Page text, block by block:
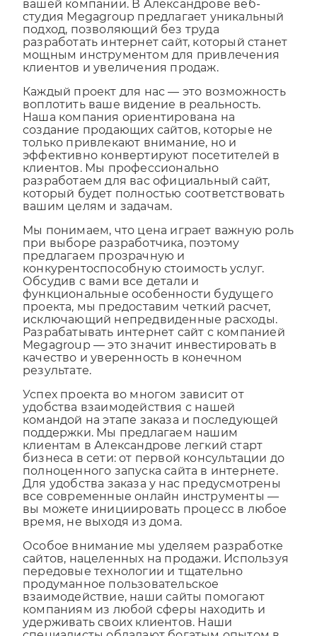
стратегически важный шаг в развитии
вашей компании. В Александрове веб-
студия Megagroup предлагает уникальный
подход, позволяющий без труда
разработать интернет сайт, который станет
мощным инструментом для привлечения
Каждый проект для нас — это возможность
воплотить ваше видение в реальность.
Наша компания ориентирована на
создание продающих сайтов, которые не
только привлекают внимание, но и
эффективно конвертируют посетителей в
клиентов. Мы профессионально
разработаем для вас официальный сайт,
который будет полностью соответствовать
Мы понимаем, что цена играет важную роль
при выборе разработчика, поэтому
предлагаем прозрачную и
конкурентоспособную стоимость услуг.
Обсудив с вами все детали и
функциональные особенности будущего
проекта, мы предоставим четкий расчет,
исключающий непредвиденные расходы.
Разрабатывать интернет сайт с компанией
Megagroup — это значит инвестировать в
качество и уверенность в конечном
Успех проекта во многом зависит от
удобства взаимодействия с нашей
командой на этапе заказа и последующей
поддержки. Мы предлагаем нашим
клиентам в Александрове легкий старт
бизнеса в сети: от первой консультации до
полноценного запуска сайта в интернете.
Для удобства заказа у нас предусмотрены
все современные онлайн инструменты —
вы можете инициировать процесс в любое
Особое внимание мы уделяем разработке
сайтов, нацеленных на продажи. Используя
передовые технологии и тщательно
продуманное пользовательское
взаимодействие, наши сайты помогают
компаниям из любой сферы находить и